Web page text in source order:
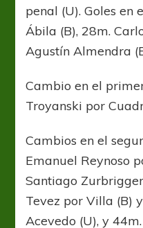
penal (U). Goles en
Ábila (B), 28m.
Agustín Almendra
Cambio en el
Troyanski por
Cambios en el
Emanuel Reynoso
Santiago
Tevez por Villa (B)
Acevedo (U), y